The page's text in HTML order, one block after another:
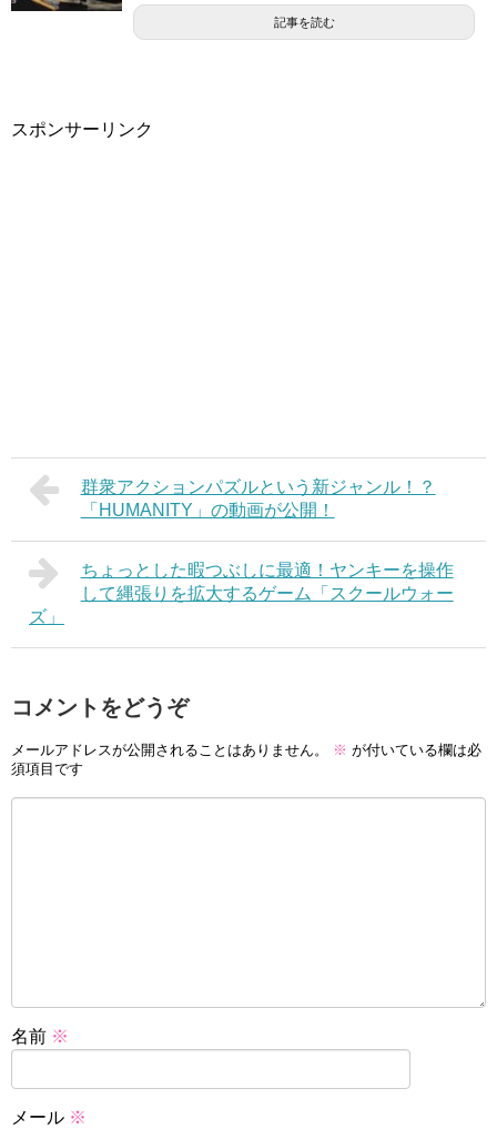
記事を読む
スポンサーリンク
群衆アクションパズルという新ジャンル！？
「HUMANITY」の動画が公開！
ちょっとした暇つぶしに最適！ヤンキーを操作
して縄張りを拡大するゲーム「スクールウォー
ズ」
コメントをどうぞ
メールアドレスが公開されることはありません。 ※ が付いている欄は必
須項目です
名前 ※
メール ※